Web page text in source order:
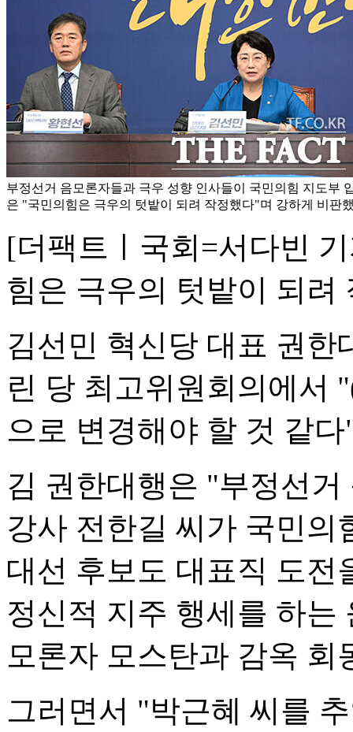
부정선거 음모론자들과 극우 성향 인사들이 국민의힘 지도부
은 "국민의힘은 극우의 텃밭이 되려 작정했다"며 강하게 비판
[더팩트ㅣ국회=서다빈
힘은 극우의 텃밭이 되
김선민 혁신당 대표 권한
린 당 최고위원회의에서
으로 변경해야 할 것 같
김 권한대행은 "부정선
강사 전한길 씨가 국민의
대선 후보도 대표직 도
정신적 지주 행세를 하는
모론자 모스탄과 감옥
그러면서 "박근혜 씨를